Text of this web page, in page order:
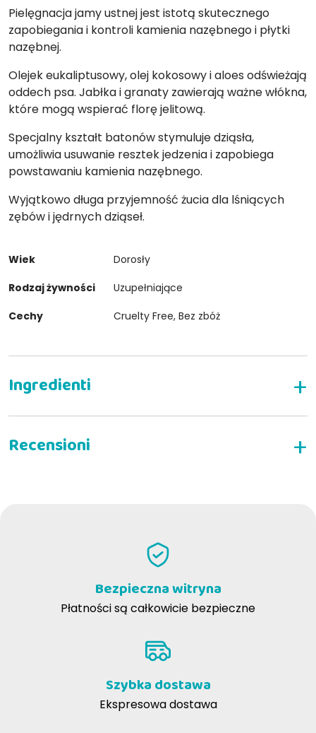
Pielęgnacja jamy ustnej jest istotą skutecznego
zapobiegania i kontroli kamienia nazębnego i płytki
nazębnej.
Olejek eukaliptusowy, olej kokosowy i aloes odświeżają
oddech psa. Jabłka i granaty zawierają ważne włókna,
które mogą wspierać florę jelitową.
Specjalny kształt batonów stymuluje dziąsła,
umożliwia usuwanie resztek jedzenia i zapobiega
powstawaniu kamienia nazębnego.
Wyjątkowo długa przyjemność żucia dla lśniących
zębów i jędrnych dziąseł.
Wiek
Dorosły
Rodzaj żywności
Uzupełniające
Cechy
Cruelty Free, Bez zbóż
- 2
-
Bezpieczna witryna
Płatności są całkowicie bezpieczne
Szybka dostawa
Ekspresowa dostawa